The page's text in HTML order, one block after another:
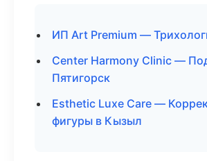
ИП Art Premium —
Center Harmony Clinic —
Пятигорск
Esthetic Luxe Care —
фигуры в Кызыл